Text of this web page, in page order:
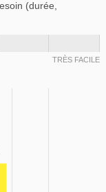
(durée,
TRÈS FACILE